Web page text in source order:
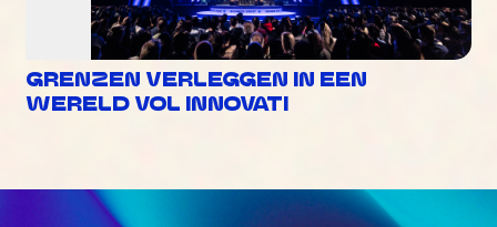
GRENZEN VERLEGGEN IN EEN
WERELD VOL INNOVATI